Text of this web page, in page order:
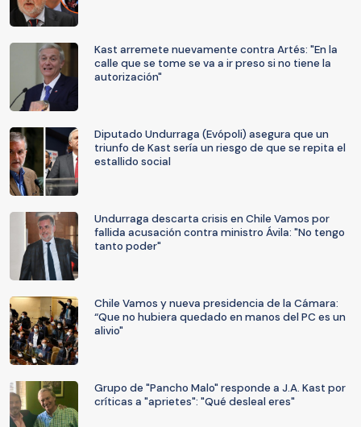
Kast arremete nuevamente contra Artés: "En la
calle que se tome se va a ir preso si no tiene la
autorización"
Diputado Undurraga (Evópoli) asegura que un
triunfo de Kast sería un riesgo de que se repita el
estallido social
Undurraga descarta crisis en Chile Vamos por
fallida acusación contra ministro Ávila: "No tengo
tanto poder"
Chile Vamos y nueva presidencia de la Cámara:
“Que no hubiera quedado en manos del PC es un
alivio"
Grupo de "Pancho Malo" responde a J.A. Kast por
críticas a "aprietes": "Qué desleal eres"